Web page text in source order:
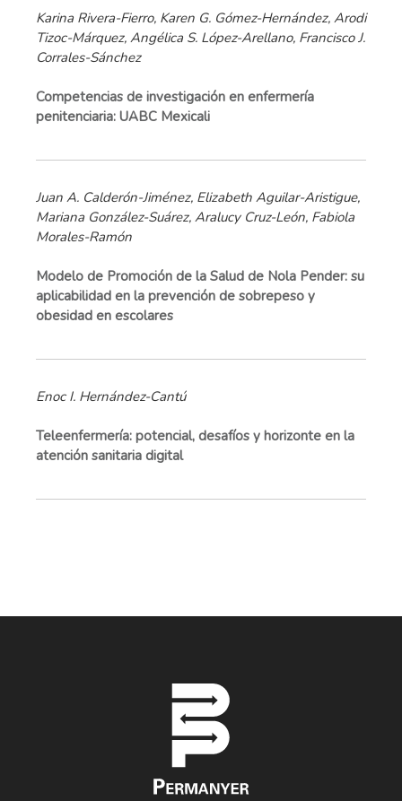
Karina Rivera-Fierro, Karen G. Gómez-Hernández, Arodi
Tizoc-Márquez, Angélica S. López-Arellano, Francisco J.
Corrales-Sánchez
Competencias de investigación en enfermería
penitenciaria: UABC Mexicali
Juan A. Calderón-Jiménez, Elizabeth Aguilar-Aristigue,
Mariana González-Suárez, Aralucy Cruz-León, Fabiola
Morales-Ramón
Modelo de Promoción de la Salud de Nola Pender: su
aplicabilidad en la prevención de sobrepeso y
obesidad en escolares
Enoc I. Hernández-Cantú
Teleenfermería: potencial, desafíos y horizonte en la
atención sanitaria digital